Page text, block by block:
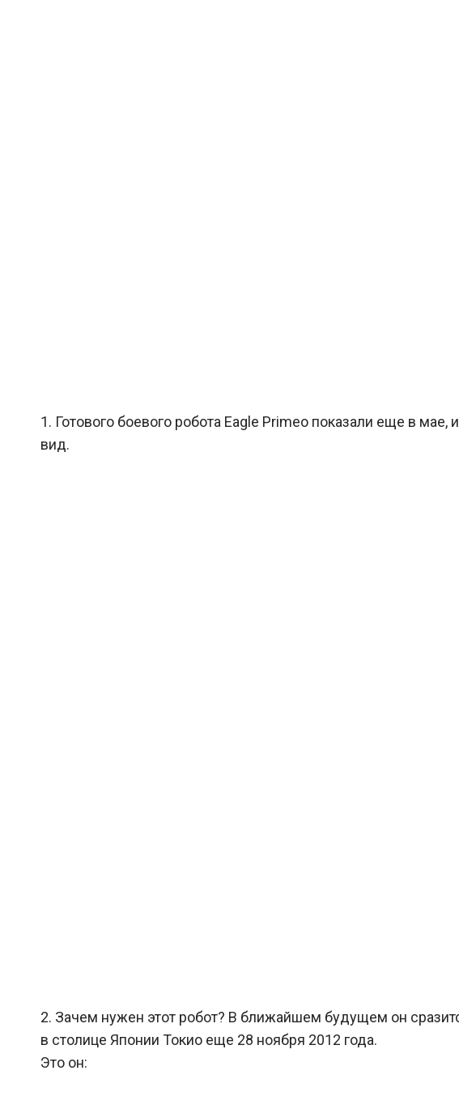
1. Готового боевого робота Eagle Primeо показали еще в
вид.
2. Зачем нужен этот робот? В ближайшем будущем он
в столице Японии Токио еще 28 ноября 2012 года.
Это он: